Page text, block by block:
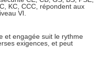
KC, CCC, répondent aux
VI.
et engagée suit le rythme
exigences, et peut